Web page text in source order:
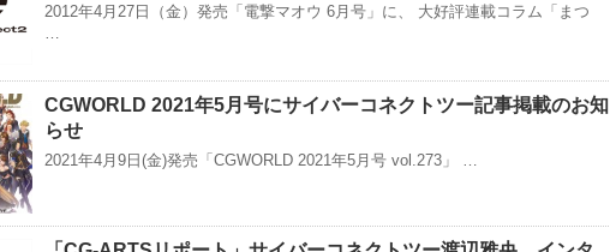
2012年4月27日（金）発売「電撃マオウ 6月号」に、 大好評連載コラム「まつ
CGWORLD 2021年5月号にサイバーコネクトツー記事掲載のお知
らせ
2021年4月9日(金)発売「CGWORLD 2021年5月号 vol.273」 …